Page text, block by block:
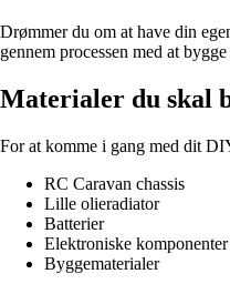
Drømmer du om at have din
gennem processen med at
Materialer du skal
For at komme i gang med dit
RC Caravan chassis
Lille olieradiator
Batterier
Elektroniske komponenter
Byggematerialer